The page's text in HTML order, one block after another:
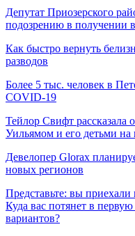
Депутат Приозерского
подозрению в получении
Как быстро вернуть
разводов
Более 5 тыс. человек в
COVID-19
Тейлор Свифт рассказала
Уильямом и его детьми на
Девелопер Glorax
новых регионов
Представьте: вы
Куда вас потянет в
вариантов?